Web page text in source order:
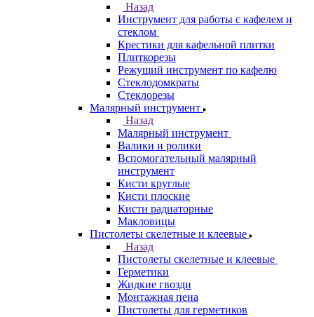
Назад
Инструмент для работы с кафелем и
стеклом
Крестики для кафельной плитки
Плиткорезы
Режущий инструмент по кафелю
Стеклодомкраты
Стеклорезы
Малярный инструмент
Назад
Малярный инструмент
Валики и ролики
Вспомогательный малярный
инструмент
Кисти круглые
Кисти плоские
Кисти радиаторные
Макловицы
Пистолеты скелетные и клеевые
Назад
Пистолеты скелетные и клеевые
Герметики
Жидкие гвозди
Монтажная пена
Пистолеты для герметиков